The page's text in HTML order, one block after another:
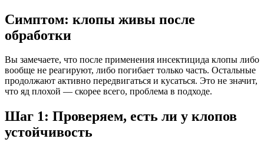
Симптом: клопы живы после
обработки
Вы замечаете, что после применения инсектицида клопы либо
вообще не реагируют, либо погибает только часть. Остальные
продолжают активно передвигаться и кусаться. Это не значит,
что яд плохой — скорее всего, проблема в подходе.
Шаг 1: Проверяем, есть ли у клопов
устойчивость